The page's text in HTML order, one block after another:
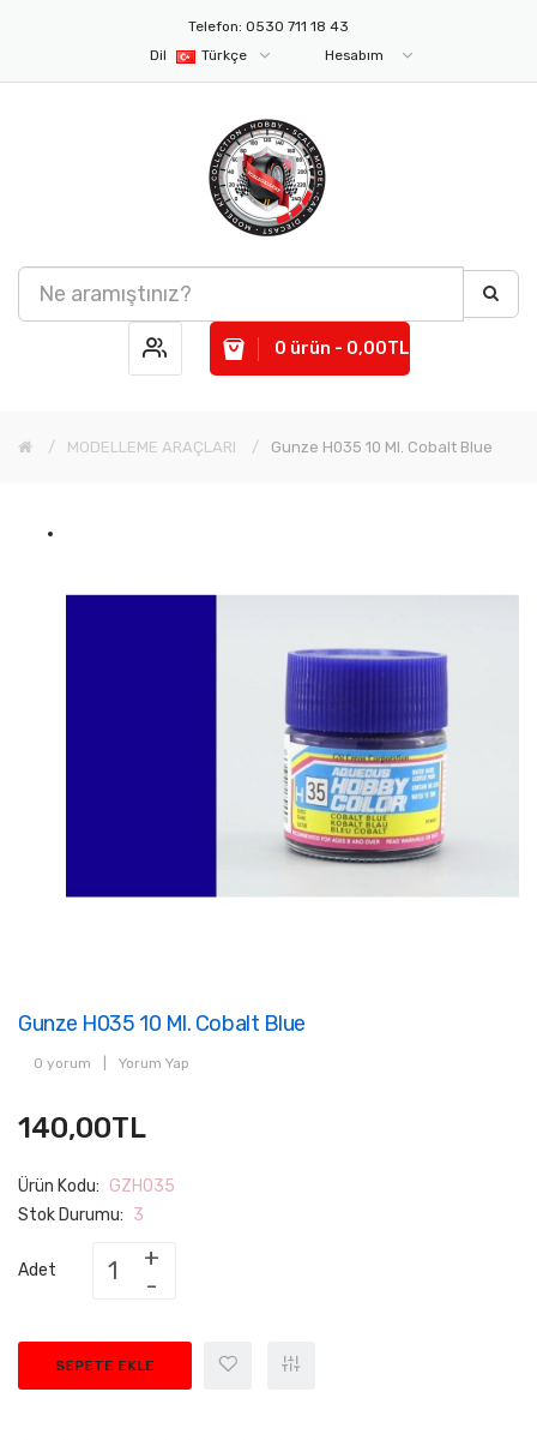
Telefon: 0530 711 18 43
Dil
Türkçe Hesabım
0 ürün - 0,00TL
MODELLEME ARAÇLARI Gunze H035 10 Ml. Cobalt Blue
Gunze H035 10 Ml. Cobalt Blue
0 yorum Yorum Yap
140,00TL
Ürün Kodu: GZH035
Stok Durumu: 3
Adet
SEPETE EKLE